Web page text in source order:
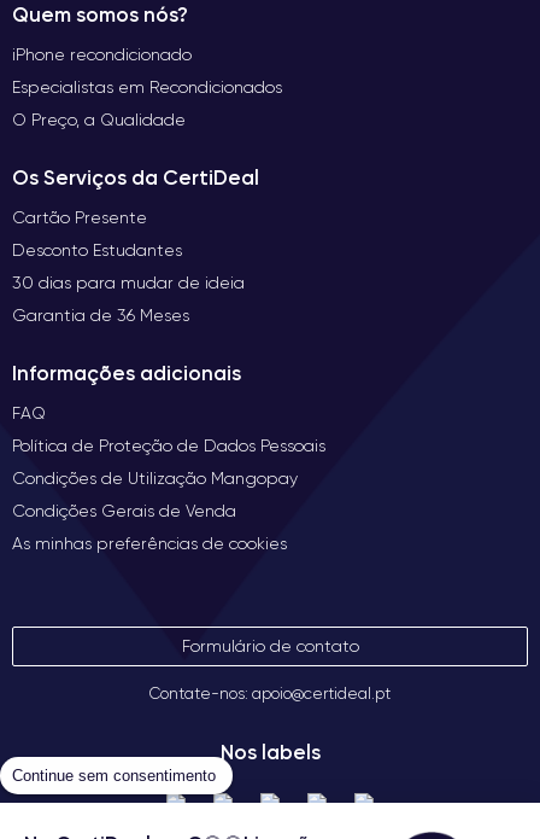
Quem somos nós?
iPhone recondicionado
Especialistas em Recondicionados
O Preço, a Qualidade
Os Serviços da CertiDeal
Cartão Presente
Desconto Estudantes
30 dias para mudar de ideia
Garantia de 36 Meses
Informações adicionais
FAQ
Política de Proteção de Dados Pessoais
Condições de Utilização Mangopay
Condições Gerais de Venda
As minhas preferências de cookies
Formulário de contato
Contate-nos: apoio@certideal.pt
Nos labels
Continue sem consentimento